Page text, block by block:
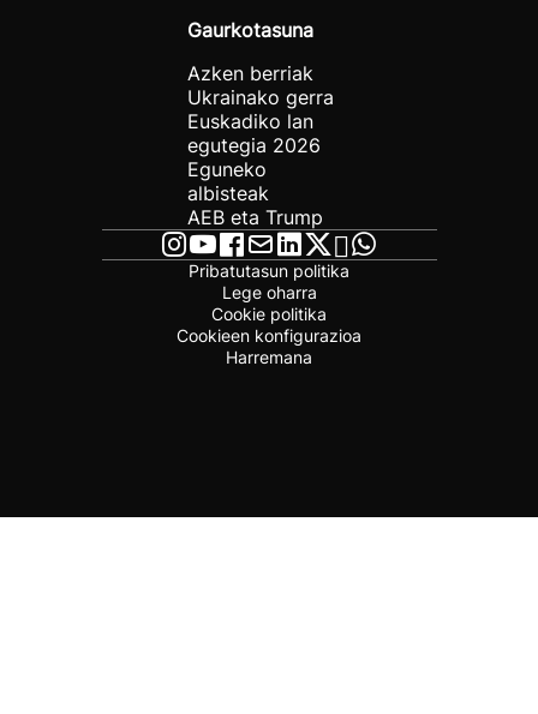
Gaurkotasuna
Azken berriak
Ukrainako gerra
Euskadiko lan
egutegia 2026
Eguneko
albisteak
AEB eta Trump
Pribatutasun politika
Lege oharra
Cookie politika
Cookieen konfigurazioa
Harremana